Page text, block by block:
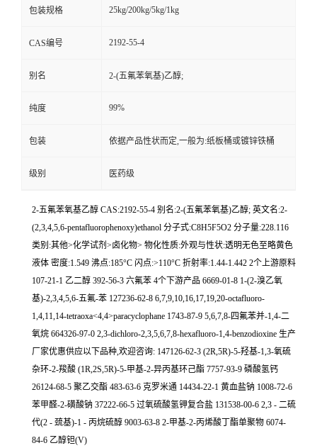
包装规格 25kg/200kg/5kg/1kg
CAS编号 2192-55-4
别名 2-(五氟苯氧基)乙醇;
纯度 99%
包装 依据产品性状而定,一般为:纸板桶或镀锌铁桶
级别 医药级
2-五氟苯氧基乙醇 CAS:2192-55-4 别名:2-(五氟苯氧基)乙醇; 英文名:2-
(2,3,4,5,6-pentafluorophenoxy)ethanol 分子式:C8H5F5O2 分子量:228.116
类别:其他>化学试剂>卤化物> 物化性质:外观与性状:透明无色至略黄色
液体 密度:1.549 沸点:185°C 闪点:>110°C 折射率:1.44-1.442 2个上游原料
107-21-1 乙二醇 392-56-3 六氟苯 4个下游产品 6669-01-8 1-(2-溴乙氧
基)-2,3,4,5,6-五氟-苯 127236-62-8 6,7,9,10,16,17,19,20-octafluoro-
1,4,11,14-tetraoxa<4,4>paracyclophane 1743-87-9 5,6,7,8-四氟苯并-1,4-二
氧烷 664326-97-0 2,3-dichloro-2,3,5,6,7,8-hexafluoro-1,4-benzodioxine 生产
厂家优惠供应以下品种,欢迎咨询: 147126-62-3 (2R,5R)-5-羟基-1,3-氧硫
杂环-2-羧酸 (1R,2S,5R)-5-甲基-2-异丙基环己酯 7757-93-9 磷酸氢钙
26124-68-5 聚乙交酯 483-63-6 克罗米通 14434-22-1 黄血盐钠 1008-72-6
苯甲醛-2-磺酸钠 37222-66-5 过氧硫酸氢钾复合盐 131538-00-6 2,3 - 二硫
代(2 - 巯基)-1 - 丙烷硫醇 9003-63-8 2-甲基-2-丙烯酸丁酯单聚物 6074-
84-6 乙醇钽(V)